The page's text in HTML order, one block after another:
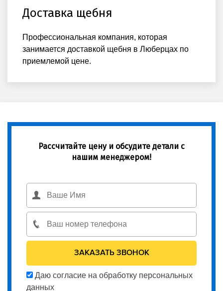
Доставка щебня
Профессиональная компания, которая
занимается доставкой щебня в Люберцах по
приемлемой цене.
Рассчитайте цену и обсудите детали с
нашим менеджером!
Даю согласие на обработку персональных
данных